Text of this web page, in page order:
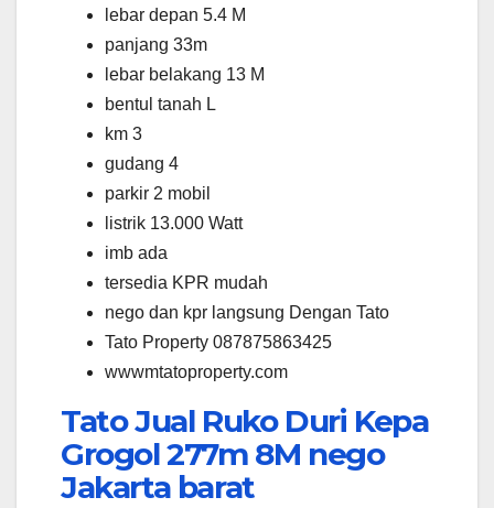
lebar depan 5.4 M
panjang 33m
lebar belakang 13 M
bentul tanah L
km 3
gudang 4
parkir 2 mobil
listrik 13.000 Watt
imb ada
tersedia KPR mudah
nego dan kpr langsung Dengan Tato
Tato Property 087875863425
wwwmtatoproperty.com
Tato Jual Ruko Duri Kepa
Grogol 277m 8M nego
Jakarta barat